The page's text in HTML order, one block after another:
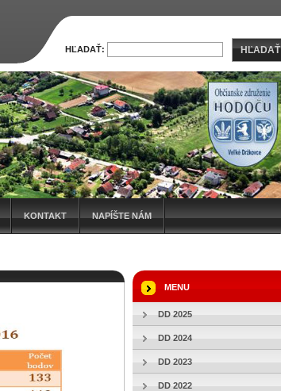
KONTAKT NAPÍŠTE NÁM
MENU
DD 2025
DD 2024
DD 2023
DD 2022
HĽADAŤ: HĽADAŤ